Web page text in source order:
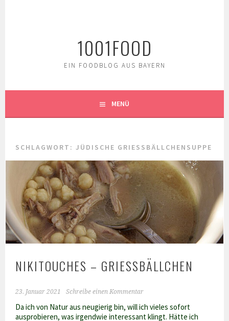
1001FOOD
EIN FOODBLOG AUS BAYERN
MENÜ
SCHLAGWORT:JÜDISCHE GRIESSBÄLLCHENSUPPE
NIKITOUCHES – GRIESSBÄLLCHEN
23. Januar 2021 Schreibe einen Kommentar
Da ich von Natur aus neugierig bin, will ich vieles sofort
ausprobieren, was irgendwie interessant klingt. Hätte ich